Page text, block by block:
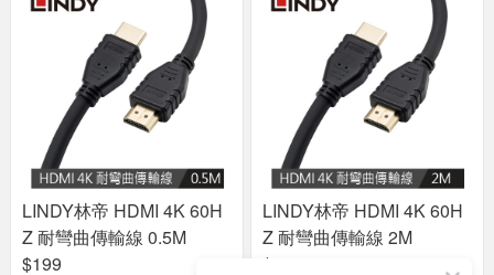
LINDY林帝 HDMI 4K 60H
Z 耐彎曲傳輸線 0.5M
$199
LINDY林帝 HDMI 4K 60H
Z 耐彎曲傳輸線 2M
$329